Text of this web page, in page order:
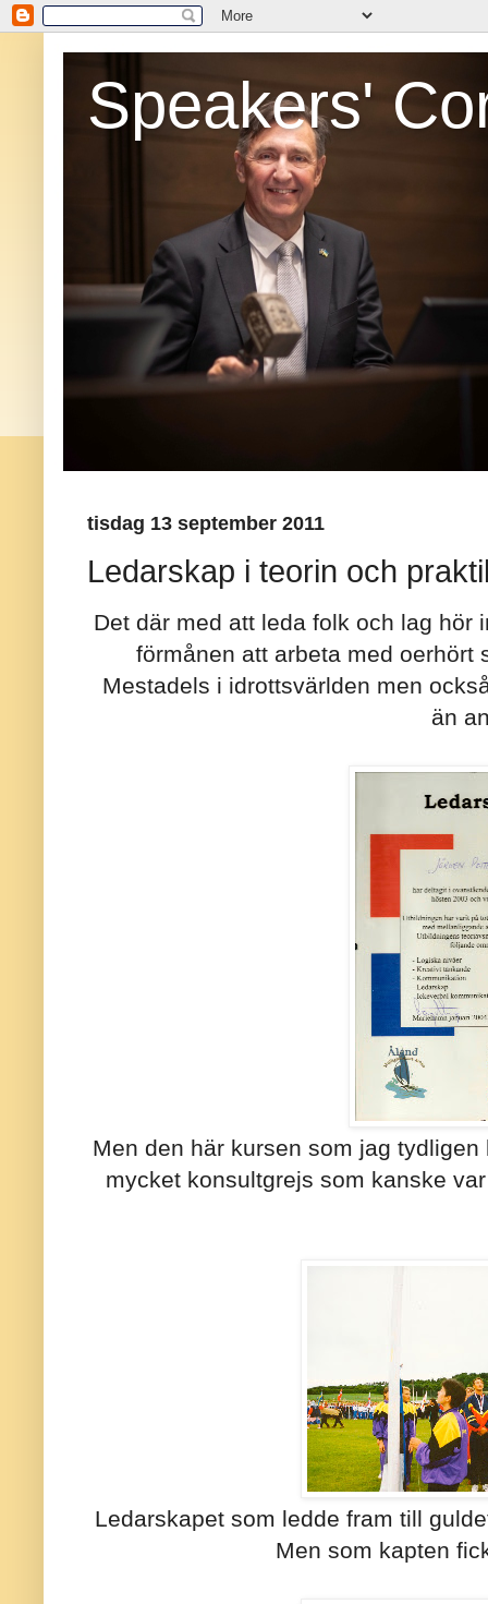
Speakers'
tisdag 13 september 2011
Ledarskap i teorin och
Det där med att leda folk och lag hör
förmånen att arbeta med oerhört
Mestadels i idrottsvärlden men
än
Men den här kursen som jag
mycket konsultgrejs som kanske
Ledarskapet som ledde fram till
Men som kapten